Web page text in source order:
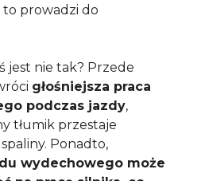
to prowadzi do
jest nie tak? Przede
głośniejsza praca
podczas jazdy,
tłumik przestaje
Ponadto,
wydechowego może